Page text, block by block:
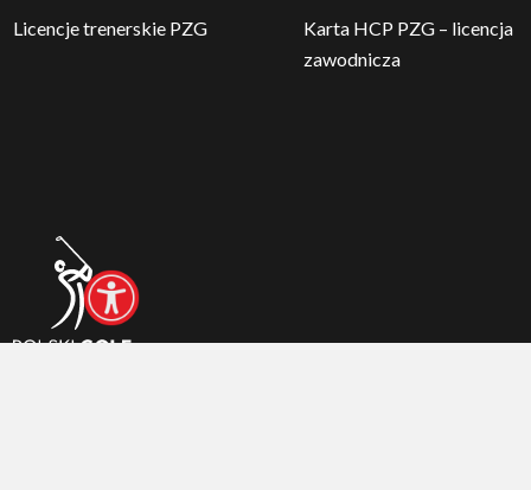
Licencje trenerskie PZG
Karta HCP PZG – licencja
zawodnicza